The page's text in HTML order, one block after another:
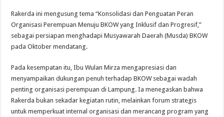
Rakerda ini mengusung tema “Konsolidasi dan Penguatan Peran
Organisasi Perempuan Menuju BKOW yang Inklusif dan Progresif,”
sebagai persiapan menghadapi Musyawarah Daerah (Musda) BKOW
pada Oktober mendatang.
Pada kesempatan itu, Ibu Wulan Mirza mengapresiasi dan
menyampaikan dukungan penuh terhadap BKOW sebagai wadah
penting organisasi perempuan di Lampung. Ia menegaskan bahwa
Rakerda bukan sekadar kegiatan rutin, melainkan forum strategis
untuk memperkuat internal organisasi dan merancang program yang